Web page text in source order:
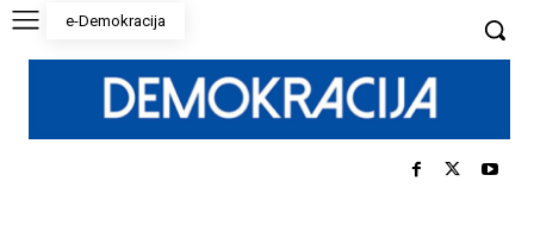
e-Demokracija